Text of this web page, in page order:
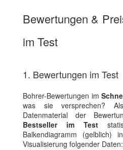
Bewertungen &
im Test
1. Bewertungen im Test
Bohrer-Bewertungen im
was sie versprechen?
Datenmaterial der
Bestseller im Test
Balkendiagramm
Visualisierung folgender Daten: